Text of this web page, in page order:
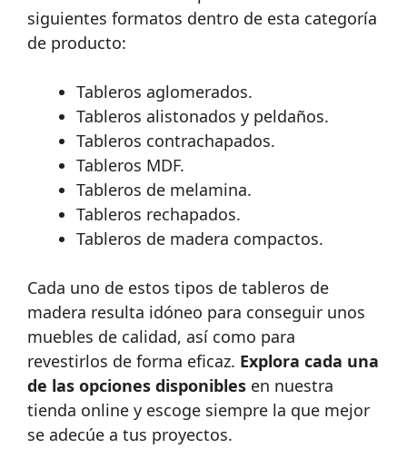
siguientes formatos dentro de esta categoría
de producto:
Tableros aglomerados.
Tableros alistonados y peldaños.
Tableros contrachapados.
Tableros MDF.
Tableros de melamina.
Tableros rechapados.
Tableros de madera compactos.
Cada uno de estos tipos de tableros de
madera resulta idóneo para conseguir unos
muebles de calidad, así como para
revestirlos de forma eficaz. Explora cada una
de las opciones disponibles en nuestra
tienda online y escoge siempre la que mejor
se adecúe a tus proyectos.